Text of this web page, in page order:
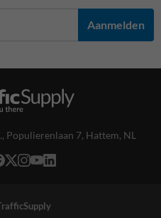
Aanmelden
Populierenlaan 7, Hattem, NL